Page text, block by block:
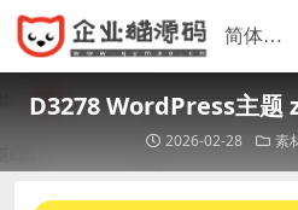
D3278 WordPress主题
2026-02-28 素